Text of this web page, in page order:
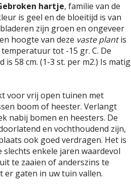
hartje, familie van de
is geel en de bloeitijd is van
zijn groen en ongeveer
hoogte van deze vaste plantis
tot -15 gr. C. De
58 cm. (1-3 st. per m2.) Is matig
voor vrij open tuinen met
boom of heester. Verlangt
nabij bomen en heesters. De
en vochthoudend zijn,
ook goed verdragen. Het is
enkele jaren waardevol
te zaaien of anderszins te
gaten in uw tuin vallen.